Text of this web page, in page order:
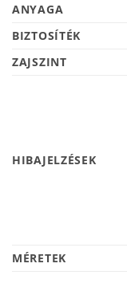
ANYAGA
BIZTOSÍTÉK
ZAJSZINT
HIBAJELZÉSEK
MÉRETEK